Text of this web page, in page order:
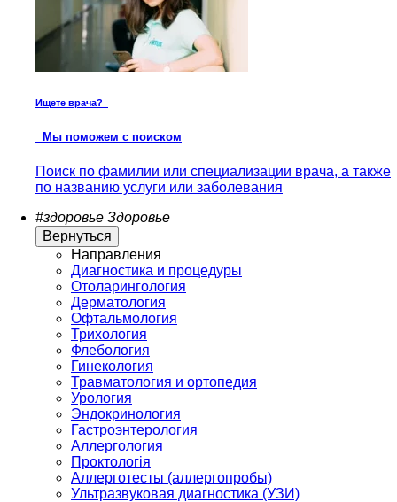
Ищете врача?
Мы поможем с поиском
Поиск по фамилии или специализации врача, а также
по названию услуги или заболевания
#здоровье Здоровье
Вернуться
Направления
Диагностика и процедуры
Отоларингология
Дерматология
Офтальмология
Трихология
Флебология
Гинекология
Травматология и ортопедия
Урология
Эндокринология
Гастроэнтерология
Аллергология
Проктологія
Аллерготесты (аллергопробы)
Ультразвуковая диагностика (УЗИ)